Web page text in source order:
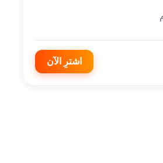
اشترِ الآن